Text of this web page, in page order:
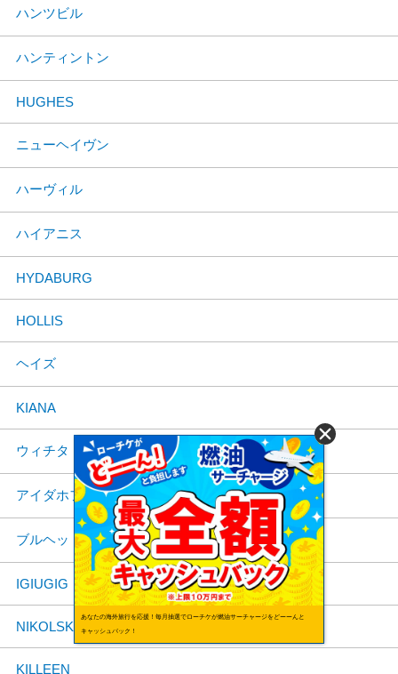
ハンツビル
ハンティントン
HUGHES
ニューヘイヴン
ハーヴィル
ハイアニス
HYDABURG
HOLLIS
ヘイズ
KIANA
ウィチタ
アイダホフォールズ
ブルヘッドシティ
IGIUGIG
NIKOLSKI
KILLEEN
あなたの海外旅行を応援！毎月抽選でローチケが燃油サーチャージをどーーんと
キャッシュバック！